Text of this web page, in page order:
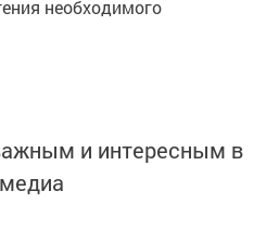
необходимого
и интересным в